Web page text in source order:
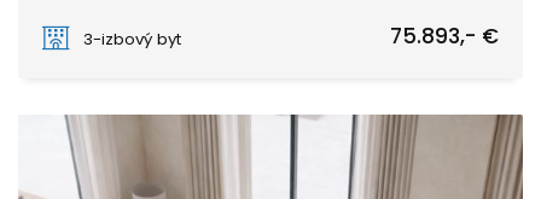
3-izbový byt
75.893,- €